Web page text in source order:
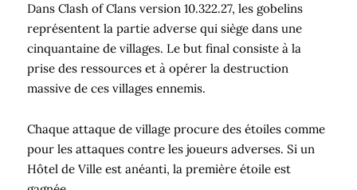
Dans Clash of Clans version 10.322.27, les gobelins
représentent la partie adverse qui siège dans une
cinquantaine de villages. Le but final consiste à la
prise des ressources et à opérer la destruction
massive de ces villages ennemis.
Chaque attaque de village procure des étoiles comme
pour les attaques contre les joueurs adverses. Si un
Hôtel de Ville est anéanti, la première étoile est